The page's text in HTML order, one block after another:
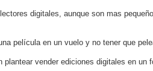
digitales, aunque son mas
película en un vuelo y no tener que
vender ediciones digitales en un